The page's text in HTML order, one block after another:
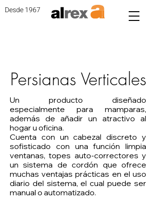
Desde 1967
Persianas Verticales
Un producto diseñado
especialmente para mamparas,
además de añadir un atractivo al
hogar u oficina.
Cuenta con un cabezal discreto y
sofisticado con una función limpia
ventanas, topes auto-correctores y
un sistema de cordón que ofrece
muchas ventajas prácticas en el uso
diario del sistema, el cual puede ser
manual o automatizado.